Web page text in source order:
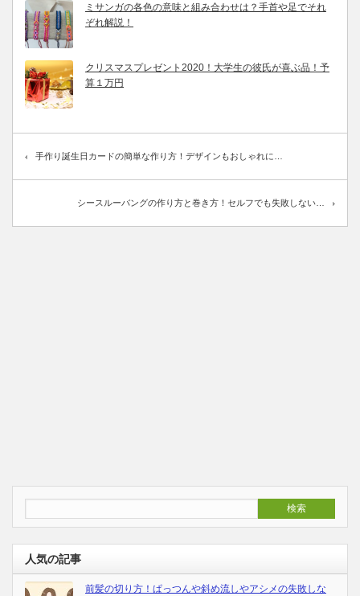
ミサンガの各色の意味と組み合わせは？手首や足でそれ
ぞれ解説！
クリスマスプレゼント2020！大学生の彼氏が喜ぶ品！予
算１万円
手作り誕生日カードの簡単な作り方！デザインもおしゃれに…
シースルーバングの作り方と巻き方！セルフでも失敗しない…
人気の記事
前髪の切り方！ぱっつんや斜め流しやアシメの失敗しな